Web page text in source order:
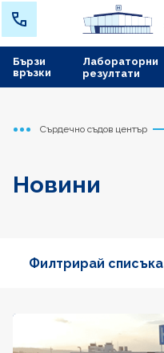
Лабораторни
резултати
Бързи
връзки
Начало
Сърдечно съдов център
Новини
Филтрирай списъка